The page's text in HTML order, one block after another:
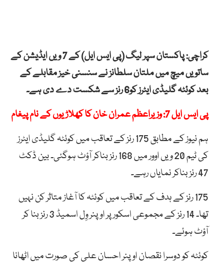
کراچی: پاکستان سپر لیگ (پی ایس ایل) کے 7 ویں ایڈیشن کے
ساتویں میچ میں ملتان سلطانز نے سنسنی خیز مقابلے کے
بعد کوئٹہ گلیڈی ایٹرز کو6 رنز سے شکست دے دی ہے۔
پی ایس ایل 7: وزیراعظم عمران خان کا کھلاڑیوں کے نام پیغام
ہم نیوز کے مطابق 175 رنز کے تعاقب میں کوئٹہ گلیڈی ایٹرز
کی ٹیم 20 ویں اوور میں 168 رنز بناکر آؤٹ ہوگئی۔ بین ڈکٹ
47 رنز بناکر نمایاں رہے۔
175 رنز کے ہدف کے تعاقب میں کوئٹہ کا آغاز متاثر کن نہیں
تھا۔ 14 رنز کے مجموعی اسکور پر اوپنر وِل اسمیڈ 3 رنز بنا کر
آؤٹ ہوئے۔
کوئٹہ کو دوسرا نقصان اوپنر احسان علی کی صورت میں اٹھانا